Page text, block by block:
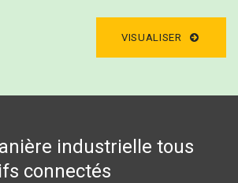
VISUALISER
industrielle tous
connectés